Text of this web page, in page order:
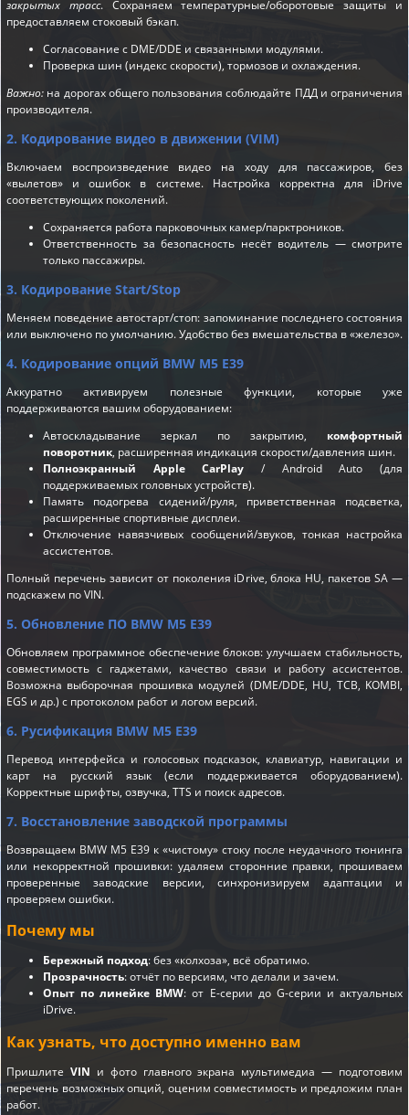
закрытых трасс. Сохраняем температурные/оборотовые защиты и
предоставляем стоковый бэкап.
Согласование с DME/DDE и связанными модулями.
Проверка шин (индекс скорости), тормозов и охлаждения.
Важно: на дорогах общего пользования соблюдайте ПДД и ограничения
производителя.
2. Кодирование видео в движении (VIM)
Включаем воспроизведение видео на ходу для пассажиров, без
«вылетов» и ошибок в системе. Настройка корректна для iDrive
соответствующих поколений.
Сохраняется работа парковочных камер/парктроников.
Ответственность за безопасность несёт водитель — смотрите
только пассажиры.
3. Кодирование Start/Stop
Меняем поведение автостарт/стоп: запоминание последнего состояния
или выключено по умолчанию. Удобство без вмешательства в «железо».
4. Кодирование опций BMW M5 E39
Аккуратно активируем полезные функции, которые уже
поддерживаются вашим оборудованием:
Автоскладывание зеркал по закрытию, комфортный
поворотник, расширенная индикация скорости/давления шин.
Полноэкранный Apple CarPlay / Android Auto (для
поддерживаемых головных устройств).
Память подогрева сидений/руля, приветственная подсветка,
расширенные спортивные дисплеи.
Отключение навязчивых сообщений/звуков, тонкая настройка
ассистентов.
Полный перечень зависит от поколения iDrive, блока HU, пакетов SA —
подскажем по VIN.
5. Обновление ПО BMW M5 E39
Обновляем программное обеспечение блоков: улучшаем стабильность,
совместимость с гаджетами, качество связи и работу ассистентов.
Возможна выборочная прошивка модулей (DME/DDE, HU, TCB, KOMBI,
EGS и др.) с протоколом работ и логом версий.
6. Русификация BMW M5 E39
Перевод интерфейса и голосовых подсказок, клавиатур, навигации и
карт на русский язык (если поддерживается оборудованием).
Корректные шрифты, озвучка, TTS и поиск адресов.
7. Восстановление заводской программы
Возвращаем BMW M5 E39 к «чистому» стоку после неудачного тюнинга
или некорректной прошивки: удаляем сторонние правки, прошиваем
проверенные заводские версии, синхронизируем адаптации и
проверяем ошибки.
Почему мы
Бережный подход: без «колхоза», всё обратимо.
Прозрачность: отчёт по версиям, что делали и зачем.
Опыт по линейке BMW: от E-серии до G-серии и актуальных
iDrive.
Как узнать, что доступно именно вам
Пришлите VIN и фото главного экрана мультимедиа — подготовим
перечень возможных опций, оценим совместимость и предложим план
работ.